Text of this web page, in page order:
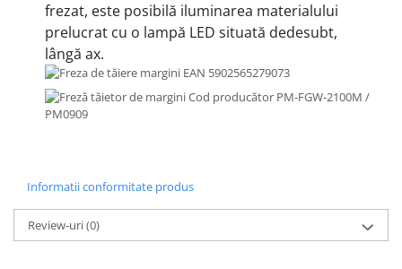
frezat, este posibilă iluminarea materialului
prelucrat cu o lampă LED situată dedesubt,
lângă ax.
Informatii conformitate produs
Review-uri(0)